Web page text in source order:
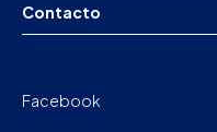
Contacto
Facebook